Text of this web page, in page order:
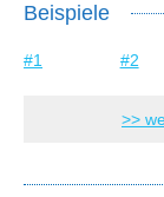
Beispiele
#1 #2
>>